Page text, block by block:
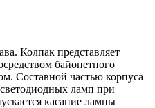
Колпак представляет
байонетного
Составной частью корпуса
ламп при
касание лампы